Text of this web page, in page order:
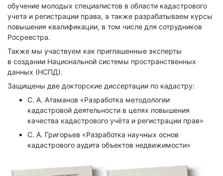
обучение молодых специалистов в области кадастрового
учета и регистрации права, а также разрабатываем курсы
повышения квалификации, в том числе для сотрудников
Росреестра.
Также мы участвуем как приглашенные эксперты
в создании Национальной системы пространственных
данных (НСПД).
Защищены две докторские диссертации по кадастру:
С. А. Атаманов «Разработка методологии
кадастровой деятельности в целях повышения
качества кадастрового учёта и регистрации прав»
С. А. Григорьев «Разработка научных основ
кадастрового аудита объектов недвижимости»